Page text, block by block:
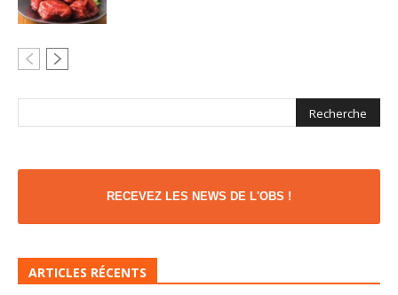
RECEVEZ LES NEWS DE L'OBS !
ARTICLES RÉCENTS